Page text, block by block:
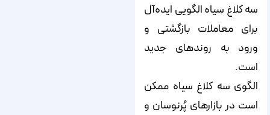
سه کلاغ سیاه الگویی ایده‌آل
برای معاملات بازگشتی و
ورود به روندهای جدید
است.
الگوی سه کلاغ سیاه ممکن
است در بازارهای پُرنوسان و